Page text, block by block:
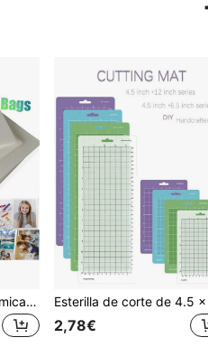
Bolsas laminadoras térmicas transparentes de varios tamaños 11.5x9.0/A4/A5/7/6/5/3 pulgadas con esquinas redondas, láminas laminadoras extra brillantes para laminadoras en caliente y frío, útiles de oficina y escolares
2,78€